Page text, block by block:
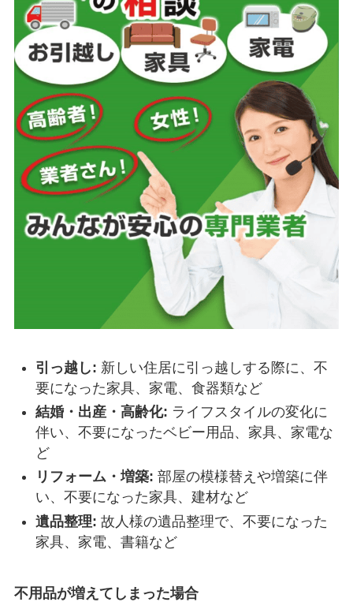
引っ越し: 新しい住居に引っ越しする際に、不
要になった家具、家電、食器類など
結婚・出産・高齢化: ライフスタイルの変化に
伴い、不要になったベビー用品、家具、家電な
ど
リフォーム・増築: 部屋の模様替えや増築に伴
い、不要になった家具、建材など
遺品整理: 故人様の遺品整理で、不要になった
家具、家電、書籍など
不用品が増えてしまった場合